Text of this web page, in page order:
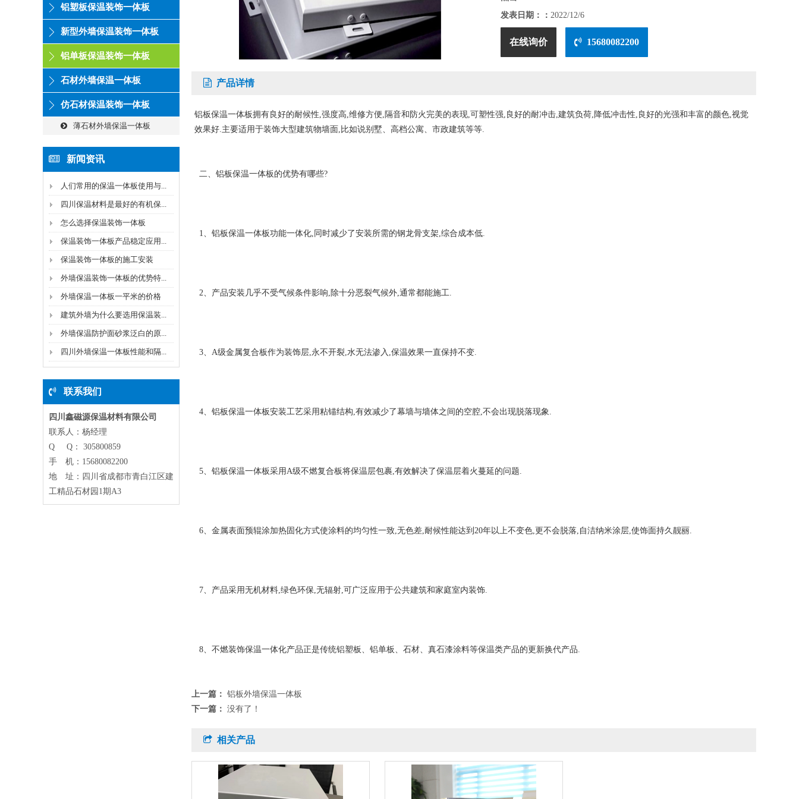
铝塑板保温装饰一体板
新型外墙保温装饰一体板
铝单板保温装饰一体板
石材外墙保温一体板
仿石材保温装饰一体板
薄石材外墙保温一体板
新闻资讯
人们常用的保温一体板使用与...
四川保温材料是最好的有机保...
怎么选择保温装饰一体板
保温装饰一体板产品稳定应用...
保温装饰一体板的施工安装
外墙保温装饰一体板的优势特...
外墙保温一体板一平米的价格
建筑外墙为什么要选用保温装...
外墙保温防护面砂浆泛白的原...
四川外墙保温一体板性能和隔...
联系我们
四川鑫磁源保温材料有限公司
联系人：杨经理
Q Q： 305800859
手 机：15680082200
地 址：四川省成都市青白江区建
工精品石材园1期A3
发表日期：： 2022/12/6
在线询价 15680082200
产品详情
铝板保温一体板拥有良好的耐候性,强度高,维修方便,隔音和防火完美的表现,可塑性强,良好的耐冲击,建筑负荷,降低冲击性,良好的光强和丰富的颜色,视觉
效果好.主要适用于装饰大型建筑物墙面,比如说别墅、高档公寓、市政建筑等等.
二、铝板保温一体板的优势有哪些?
1、铝板保温一体板功能一体化,同时减少了安装所需的钢龙骨支架,综合成本低.
2、产品安装几乎不受气候条件影响,除十分恶裂气候外,通常都能施工.
3、A级金属复合板作为装饰层,永不开裂,水无法渗入,保温效果一直保持不变.
4、铝板保温一体板安装工艺采用粘锚结构,有效减少了幕墙与墙体之间的空腔,不会出现脱落现象.
5、铝板保温一体板采用A级不燃复合板将保温层包裹,有效解决了保温层着火蔓延的问题.
6、金属表面预辊涂加热固化方式使涂料的均匀性一致,无色差,耐候性能达到20年以上不变色,更不会脱落,自洁纳米涂层,使饰面持久靓丽.
7、产品采用无机材料,绿色环保,无辐射,可广泛应用于公共建筑和家庭室内装饰.
8、不燃装饰保温一体化产品正是传统铝塑板、铝单板、石材、真石漆涂料等保温类产品的更新换代产品.
上一篇： 铝板外墙保温一体板
下一篇： 没有了！
相关产品